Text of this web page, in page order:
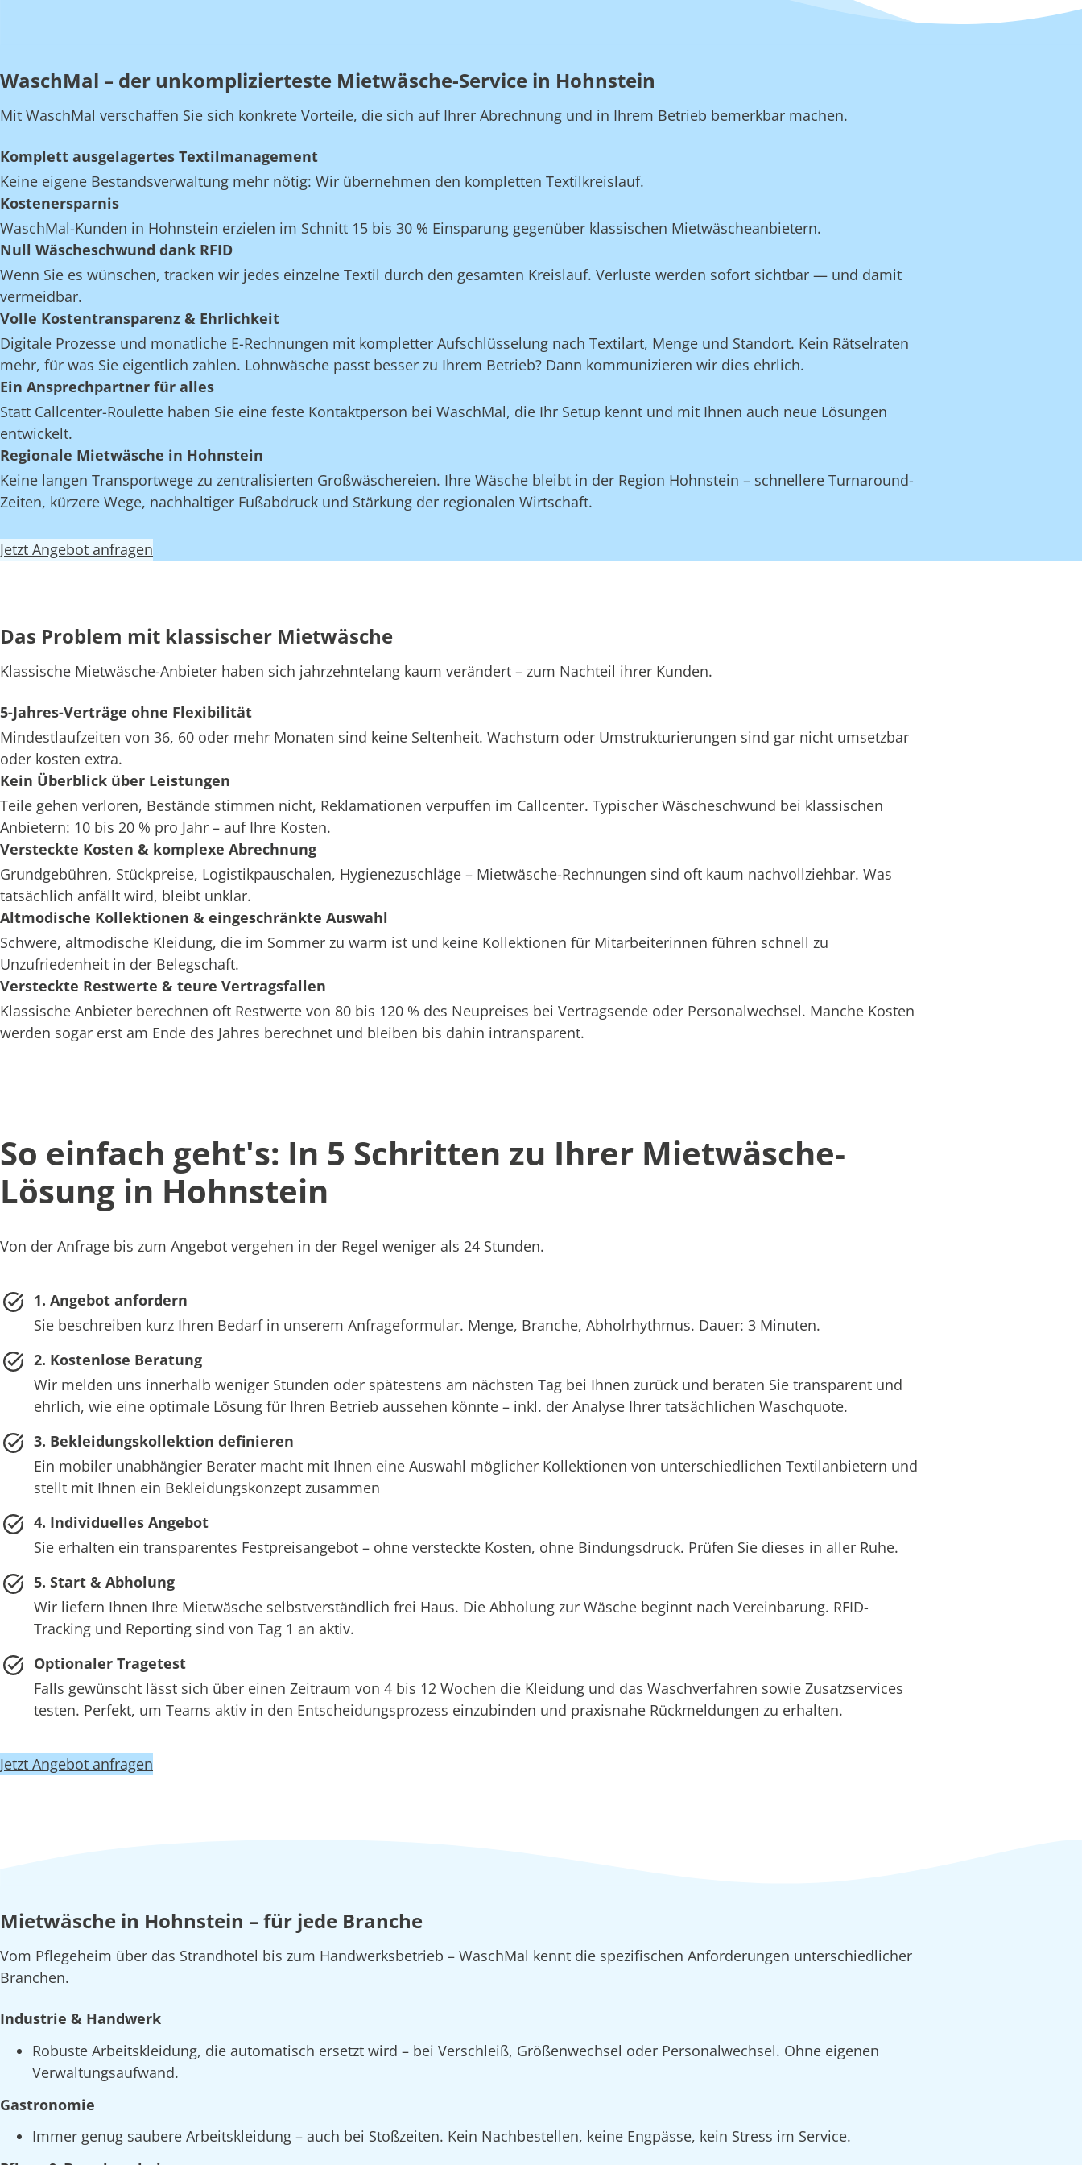
WaschMal – der unkomplizierteste Mietwäsche-Service in Hohnstein
Mit WaschMal verschaffen Sie sich konkrete Vorteile, die sich auf Ihrer Abrechnung und in Ihrem Betrieb bemerkbar machen.
Komplett ausgelagertes Textilmanagement
Keine eigene Bestandsverwaltung mehr nötig: Wir übernehmen den kompletten Textilkreislauf.
Kostenersparnis
WaschMal-Kunden in Hohnstein erzielen im Schnitt 15 bis 30 % Einsparung gegenüber klassischen Mietwäscheanbietern.
Null Wäscheschwund dank RFID
Wenn Sie es wünschen, tracken wir jedes einzelne Textil durch den gesamten Kreislauf. Verluste werden sofort sichtbar — und damit
vermeidbar.
Volle Kostentransparenz & Ehrlichkeit
Digitale Prozesse und monatliche E-Rechnungen mit kompletter Aufschlüsselung nach Textilart, Menge und Standort. Kein Rätselraten
mehr, für was Sie eigentlich zahlen. Lohnwäsche passt besser zu Ihrem Betrieb? Dann kommunizieren wir dies ehrlich.
Ein Ansprechpartner für alles
Statt Callcenter-Roulette haben Sie eine feste Kontaktperson bei WaschMal, die Ihr Setup kennt und mit Ihnen auch neue Lösungen
entwickelt.
Regionale Mietwäsche in Hohnstein
Keine langen Transportwege zu zentralisierten Großwäschereien. Ihre Wäsche bleibt in der Region Hohnstein – schnellere Turnaround-
Zeiten, kürzere Wege, nachhaltiger Fußabdruck und Stärkung der regionalen Wirtschaft.
Jetzt Angebot anfragen
Das Problem mit klassischer Mietwäsche
Klassische Mietwäsche-Anbieter haben sich jahrzehntelang kaum verändert – zum Nachteil ihrer Kunden.
5-Jahres-Verträge ohne Flexibilität
Mindestlaufzeiten von 36, 60 oder mehr Monaten sind keine Seltenheit. Wachstum oder Umstrukturierungen sind gar nicht umsetzbar
oder kosten extra.
Kein Überblick über Leistungen
Teile gehen verloren, Bestände stimmen nicht, Reklamationen verpuffen im Callcenter. Typischer Wäscheschwund bei klassischen
Anbietern: 10 bis 20 % pro Jahr – auf Ihre Kosten.
Versteckte Kosten & komplexe Abrechnung
Grundgebühren, Stückpreise, Logistikpauschalen, Hygienezuschläge – Mietwäsche-Rechnungen sind oft kaum nachvollziehbar. Was
tatsächlich anfällt wird, bleibt unklar.
Altmodische Kollektionen & eingeschränkte Auswahl
Schwere, altmodische Kleidung, die im Sommer zu warm ist und keine Kollektionen für Mitarbeiterinnen führen schnell zu
Unzufriedenheit in der Belegschaft.
Versteckte Restwerte & teure Vertragsfallen
Klassische Anbieter berechnen oft Restwerte von 80 bis 120 % des Neupreises bei Vertragsende oder Personalwechsel. Manche Kosten
werden sogar erst am Ende des Jahres berechnet und bleiben bis dahin intransparent.
So einfach geht's: In 5 Schritten zu Ihrer Mietwäsche-
Lösung in Hohnstein
Von der Anfrage bis zum Angebot vergehen in der Regel weniger als 24 Stunden.
1. Angebot anfordern
Sie beschreiben kurz Ihren Bedarf in unserem Anfrageformular. Menge, Branche, Abholrhythmus. Dauer: 3 Minuten.
2. Kostenlose Beratung
Wir melden uns innerhalb weniger Stunden oder spätestens am nächsten Tag bei Ihnen zurück und beraten Sie transparent und
ehrlich, wie eine optimale Lösung für Ihren Betrieb aussehen könnte – inkl. der Analyse Ihrer tatsächlichen Waschquote.
3. Bekleidungskollektion definieren
Ein mobiler unabhängier Berater macht mit Ihnen eine Auswahl möglicher Kollektionen von unterschiedlichen Textilanbietern und
stellt mit Ihnen ein Bekleidungskonzept zusammen
4. Individuelles Angebot
Sie erhalten ein transparentes Festpreisangebot – ohne versteckte Kosten, ohne Bindungsdruck. Prüfen Sie dieses in aller Ruhe.
5. Start & Abholung
Wir liefern Ihnen Ihre Mietwäsche selbstverständlich frei Haus. Die Abholung zur Wäsche beginnt nach Vereinbarung. RFID-
Tracking und Reporting sind von Tag 1 an aktiv.
Optionaler Tragetest
Falls gewünscht lässt sich über einen Zeitraum von 4 bis 12 Wochen die Kleidung und das Waschverfahren sowie Zusatzservices
testen. Perfekt, um Teams aktiv in den Entscheidungsprozess einzubinden und praxisnahe Rückmeldungen zu erhalten.
Jetzt Angebot anfragen
Mietwäsche in Hohnstein – für jede Branche
Vom Pflegeheim über das Strandhotel bis zum Handwerksbetrieb – WaschMal kennt die spezifischen Anforderungen unterschiedlicher
Branchen.
Industrie & Handwerk
Robuste Arbeitskleidung, die automatisch ersetzt wird – bei Verschleiß, Größenwechsel oder Personalwechsel. Ohne eigenen
Verwaltungsaufwand.
Gastronomie
Immer genug saubere Arbeitskleidung – auch bei Stoßzeiten. Kein Nachbestellen, keine Engpässe, kein Stress im Service.